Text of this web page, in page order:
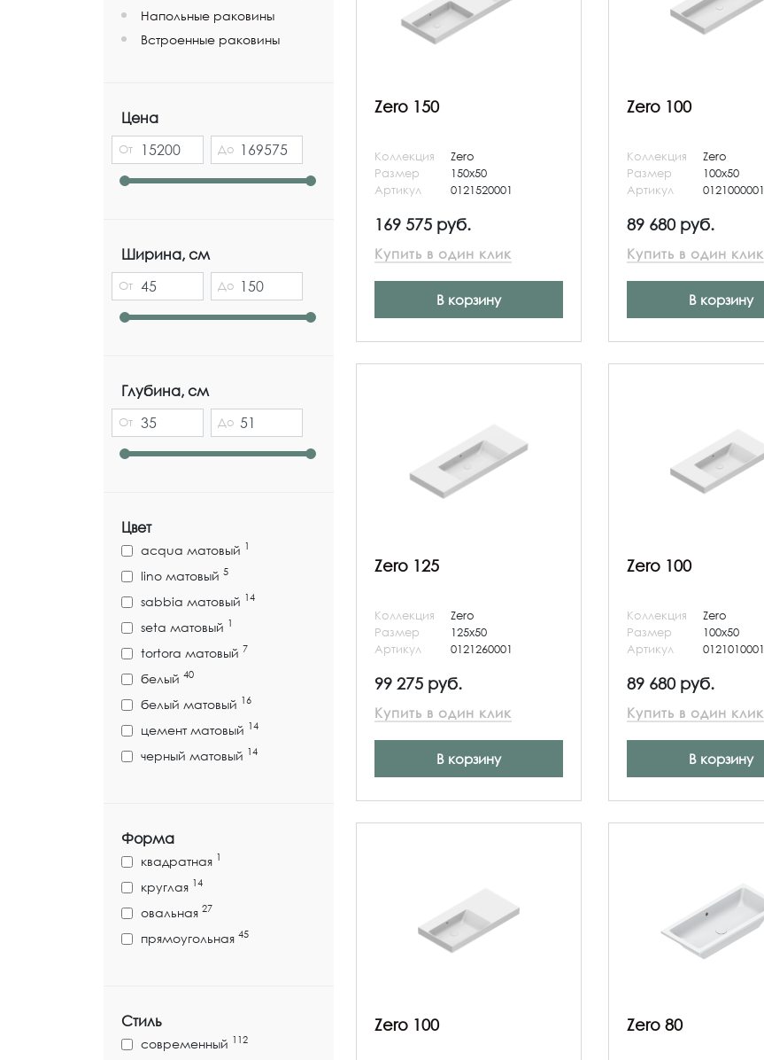
Напольные раковины
Встроенные раковины
Цена
От До
Ширина, см
От До
Глубина, см
От До
Цвет
acqua матовый 1
lino матовый 5
sabbia матовый 14
seta матовый 1
tortora матовый 7
белый 40
белый матовый 16
цемент матовый 14
черный матовый 14
Форма
квадратная 1
круглая 14
овальная 27
прямоугольная 45
Стиль
современный 112
Zero 150
Коллекция
Zero
Размер
150x50
Артикул
0121520001
169 575 руб.
Купить в один клик
В корзину
Zero 100
Коллекция
Zero
Размер
100x50
Артикул
0121000001
89 680 руб.
Купить в один клик
В корзину
Zero 125
Коллекция
Zero
Размер
125x50
Артикул
0121260001
99 275 руб.
Купить в один клик
В корзину
Zero 100
Коллекция
Zero
Размер
100x50
Артикул
0121010001
89 680 руб.
Купить в один клик
В корзину
Zero 100 Zero 80